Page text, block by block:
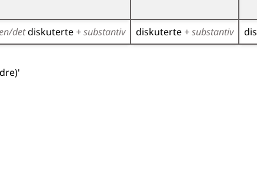
detdiskuterte + substantiv diskuterte + substantiv